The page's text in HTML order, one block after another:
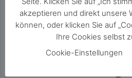
akzeptieren und direkt unsere
können, oder klicken Sie auf
Ihre Cookies selbst
Cookie-Einstellungen